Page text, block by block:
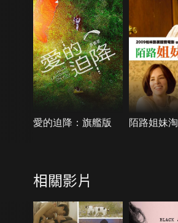
愛的迫降：旗艦版 陌路姐妹淘
相關影片